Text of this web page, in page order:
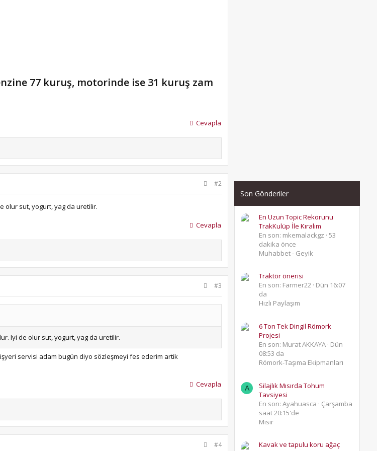
77 kuruş, motorinde ise 31 kuruş zam
Cevapla
#2
olur sut, yogurt, yag da uretilir.
Cevapla
#3
Iyi de olur sut, yogurt, yag da uretilir.
servisi adam bugün diyo sözleşmeyi fes ederim artik
Cevapla
#4
Son Gönderiler
En Uzun Topic Rekorunu
TrakKulüp İle Kıralım
En son: mkemalackgz 53
dakika önce
Muhabbet - Geyik
Traktör önerisi
En son: Farmer22 Dün 16:07
da
Hızlı Paylaşım
6 Ton Tek Dingil Römork
Projesi
En son: Murat AKKAYA Dün
08:53 da
Römork-Taşıma Ekipmanları
A
Silajlık Mısırda Tohum
Tavsiyesi
En son: Ayahuasca
Çarşamba
saat 20:15'de
Mısır
Kavak ve tapulu koru ağaç